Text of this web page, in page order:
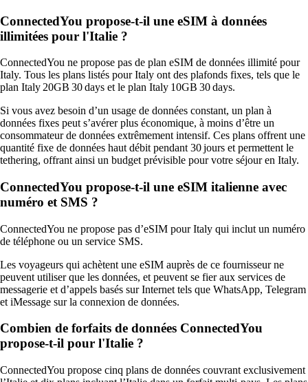
ConnectedYou propose-t-il une eSIM à données
illimitées pour l'Italie ?
ConnectedYou ne propose pas de plan eSIM de données illimité pour
Italy. Tous les plans listés pour Italy ont des plafonds fixes, tels que le
plan Italy 20GB 30 days et le plan Italy 10GB 30 days.
Si vous avez besoin d’un usage de données constant, un plan à
données fixes peut s’avérer plus économique, à moins d’être un
consommateur de données extrêmement intensif. Ces plans offrent une
quantité fixe de données haut débit pendant 30 jours et permettent le
tethering, offrant ainsi un budget prévisible pour votre séjour en Italy.
ConnectedYou propose-t-il une eSIM italienne avec
numéro et SMS ?
ConnectedYou ne propose pas d’eSIM pour Italy qui inclut un numéro
de téléphone ou un service SMS.
Les voyageurs qui achètent une eSIM auprès de ce fournisseur ne
peuvent utiliser que les données, et peuvent se fier aux services de
messagerie et d’appels basés sur Internet tels que WhatsApp, Telegram
et iMessage sur la connexion de données.
Combien de forfaits de données ConnectedYou
propose-t-il pour l'Italie ?
ConnectedYou propose cinq plans de données couvrant exclusivement